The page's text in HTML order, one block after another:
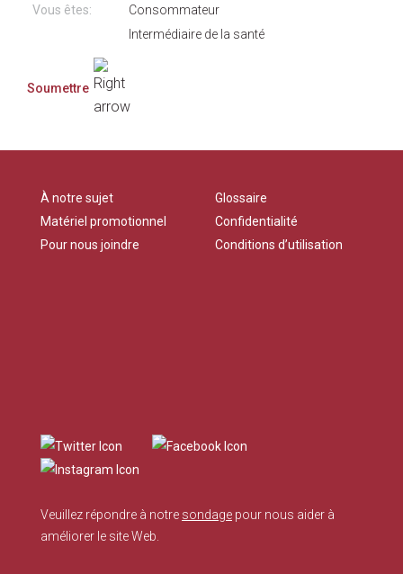
Vous êtes:
Consommateur
Intermédiaire de la santé
À notre sujet
Matériel promotionnel
Pour nous joindre
Glossaire
Confidentialité
Conditions d’utilisation
Veuillez répondre à notre sondage pour nous aider à
améliorer le site Web.